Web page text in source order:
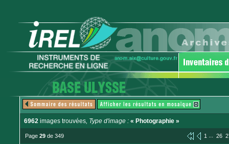
6962 images trouvées, Type d'image : « Photographie »
Page 29 de 349 1 ... 26